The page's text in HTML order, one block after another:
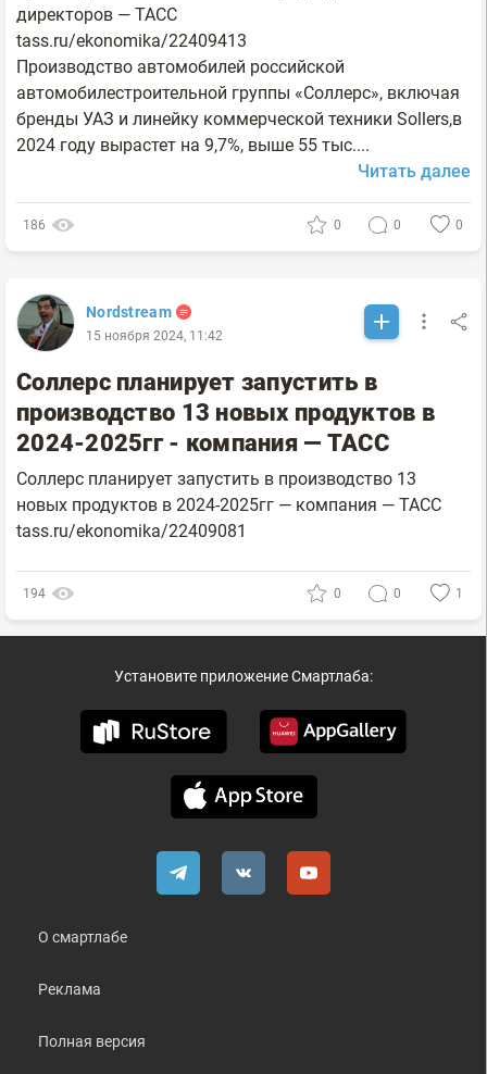
директоров — ТАСС
tass.ru/ekonomika/22409413
Производство автомобилей российской
автомобилестроительной группы «Соллерс», включая
бренды УАЗ и линейку коммерческой техники Sollers,в
2024 году вырастет на 9,7%, выше 55 тыс....
Читать далее
186 0 0 0
Nordstream
15 ноября 2024, 11:42
Соллерс планирует запустить в
производство 13 новых продуктов в
2024-2025гг - компания — ТАСС
Соллерс планирует запустить в производство 13
новых продуктов в 2024-2025гг — компания — ТАСС
tass.ru/ekonomika/22409081
194 0 0 1
Установите приложение Смартлаба:
О смартлабе
Реклама
Полная версия